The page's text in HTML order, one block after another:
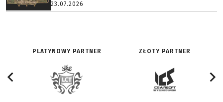
23.07.2026
PLATYNOWY PARTNER ZŁOTY PARTNER